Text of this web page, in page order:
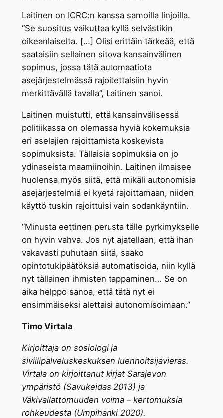
Laitinen on ICRC:n kanssa samoilla linjoilla.
“Se suositus vaikuttaa kyllä selvästikin
oikeanlaiselta. […] Olisi erittäin tärkeää, että
saataisiin sellainen sitova kansainvälinen
sopimus, jossa tätä automaatiota
asejärjestelmässä rajoitettaisiin hyvin
merkittävällä tavalla”, Laitinen sanoi.
Laitinen muistutti, että kansainvälisessä
politiikassa on olemassa hyviä kokemuksia
eri aselajien rajoittamista koskevista
sopimuksista. Tällaisia sopimuksia on jo
ydinaseista maamiinoihin. Laitinen ilmaisee
huolensa myös siitä, että mikäli autonomisia
asejärjestelmiä ei kyetä rajoittamaan, niiden
käyttö tuskin rajoittuisi vain sodankäyntiin.
“Minusta eettinen perusta tälle pyrkimykselle
on hyvin vahva. Jos nyt ajatellaan, että ihan
vakavasti puhutaan siitä, saako
opintotukipäätöksiä automatisoida, niin kyllä
nyt tällainen ihmisten tappaminen… Se on
aika helppo sanoa, että tätä nyt ei
ensimmäiseksi alettaisi autonomisoimaan.”
Timo Virtala
Kirjoittaja on sosiologi ja
siviilipalveluskeskuksen luennoitsijavieras.
Virtala on kirjoittanut kirjat Sarajevon
ympäristö (Savukeidas 2013) ja
Väkivallattomuuden voima – kertomuksia
rohkeudesta (Umpihanki 2020).